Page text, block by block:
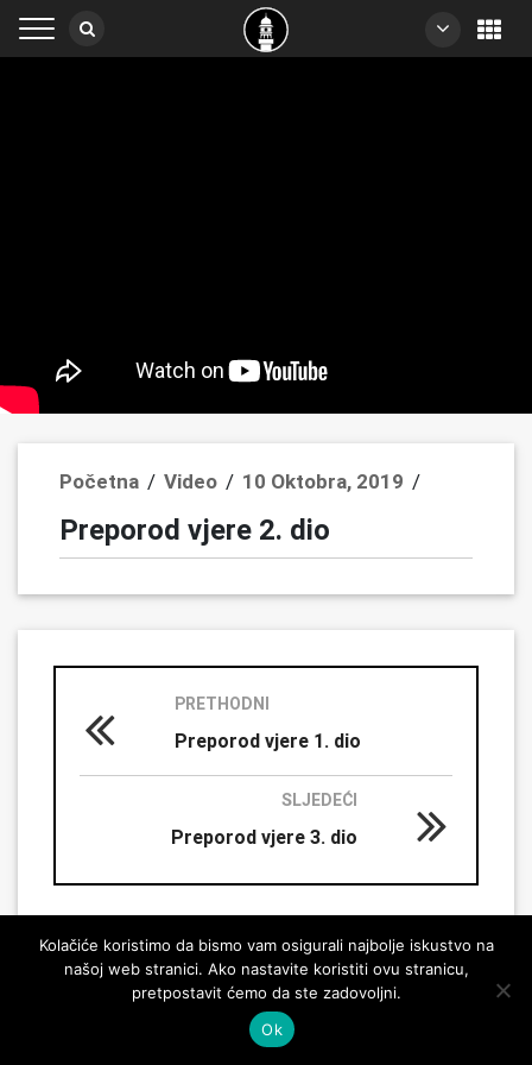
Početna / Video / 10 Oktobra, 2019 /
Preporod vjere 2. dio
PRETHODNI
Preporod vjere 1. dio
SLJEDEĆI
Preporod vjere 3. dio
© 2026 Ahmadija muslimanski džemat
Kolačiće koristimo da bismo vam osigurali najbolje iskustvo na
našoj web stranici. Ako nastavite koristiti ovu stranicu,
pretpostavit ćemo da ste zadovoljni.
Ok